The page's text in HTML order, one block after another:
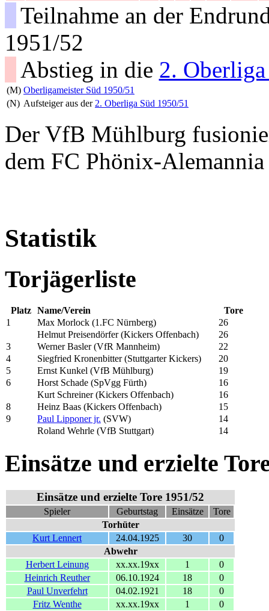
Teilnahme an der
1951/52
Abstieg in die 2.
(M) Oberligameister Süd 1950/51
(N) Aufsteiger aus der 2. Oberliga Süd 1950/51
Der VfB Mühlburg
dem FC Phönix-
Statistik
Torjägerliste
Platz Name/Verein
Tore
1
Max Morlock (1.FC Nürnberg)
26
Helmut Preisendörfer (Kickers Offenbach)
26
3
Werner Basler (VfR Mannheim)
22
4
Siegfried Kronenbitter (Stuttgarter Kickers)
20
5
Ernst Kunkel (VfB Mühlburg)
19
6
Horst Schade (SpVgg Fürth)
16
Kurt Schreiner (Kickers Offenbach)
16
8
Heinz Baas (Kickers Offenbach)
15
9
Paul Lipponer jr. (SVW)
14
Roland Wehrle (VfB Stuttgart)
14
Einsätze und erzielte
Einsätze und erzielte Tore 1951/52
Spieler Geburtstag Einsätze
Tore
Torhüter
Kurt Lennert
24.04.1925 30
0
Abwehr
Herbert Leinung
xx.xx.19xx 1
0
Heinrich Reuther
06.10.1924 18
0
Paul Unverfehrt
04.02.1921 18
0
Fritz Wenthe
xx.xx.19xx 1
0